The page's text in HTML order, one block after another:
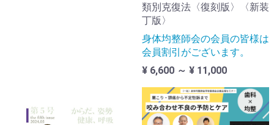
類別克復法〈復刻版〉〈新装
丁版〉
身体均整師会の会員の皆様は
会員割引がございます。
¥ 6,600 ～ ¥ 11,000